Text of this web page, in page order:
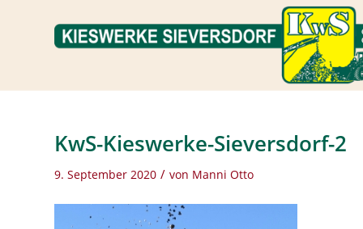
KwS-Kieswerke-Sieversdorf-2
9. September 2020 / von Manni Otto